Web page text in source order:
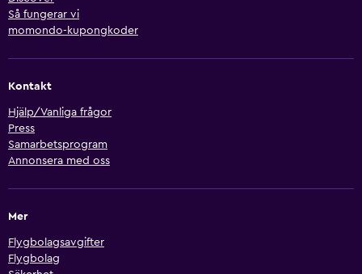
Så fungerar vi
momondo-kupongkoder
Kontakt
Hjälp/Vanliga frågor
Press
Samarbetsprogram
Annonsera med oss
Mer
Flygbolagsavgifter
Flygbolag